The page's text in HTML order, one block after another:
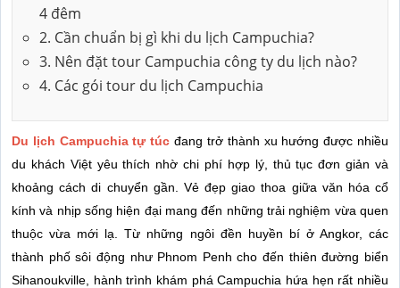
4 đêm
2. Cần chuẩn bị gì khi du lịch Campuchia?
3. Nên đặt tour Campuchia công ty du lịch nào?
4. Các gói tour du lịch Campuchia
Du lịch Campuchia tự túc đang trở thành xu hướng được nhiều
du khách Việt yêu thích nhờ chi phí hợp lý, thủ tục đơn giản và
khoảng cách di chuyển gần. Vẻ đẹp giao thoa giữa văn hóa cổ
kính và nhịp sống hiện đại mang đến những trải nghiệm vừa quen
thuộc vừa mới lạ. Từ những ngôi đền huyền bí ở Angkor, các
thành phố sôi động như Phnom Penh cho đến thiên đường biển
Sihanoukville, hành trình khám phá Campuchia hứa hẹn rất nhiều